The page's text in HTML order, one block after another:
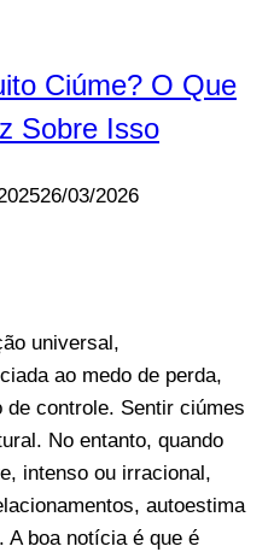
Ciúme? O Que
Sobre Isso
26/03/2026
universal,
ao medo de perda,
de controle. Sentir ciúmes
No entanto, quando
intenso ou irracional,
autoestima
A boa notícia é que é